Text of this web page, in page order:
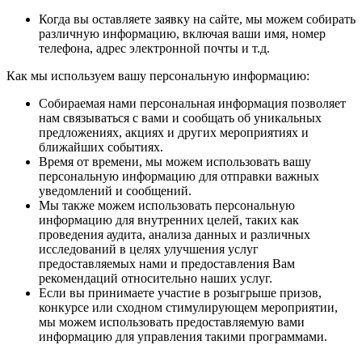
Когда вы оставляете заявку на сайте, мы можем собирать
различную информацию, включая ваши имя, номер
телефона, адрес электронной почты и т.д.
Как мы используем вашу персональную информацию:
Собираемая нами персональная информация позволяет
нам связываться с вами и сообщать об уникальных
предложениях, акциях и других мероприятиях и
ближайших событиях.
Время от времени, мы можем использовать вашу
персональную информацию для отправки важных
уведомлений и сообщений.
Мы также можем использовать персональную
информацию для внутренних целей, таких как
проведения аудита, анализа данных и различных
исследований в целях улучшения услуг
предоставляемых нами и предоставления Вам
рекомендаций относительно наших услуг.
Если вы принимаете участие в розыгрыше призов,
конкурсе или сходном стимулирующем мероприятии,
мы можем использовать предоставляемую вами
информацию для управления такими программами.